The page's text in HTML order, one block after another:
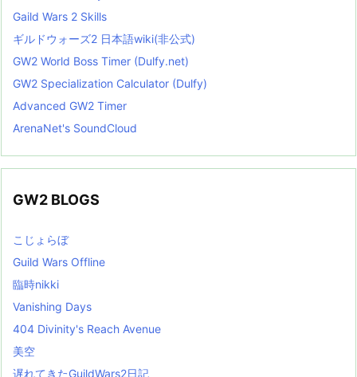
Gaild Wars 2 Skills
ギルドウォーズ2 日本語wiki(非公式)
GW2 World Boss Timer (Dulfy.net)
GW2 Specialization Calculator (Dulfy)
Advanced GW2 Timer
ArenaNet's SoundCloud
GW2 BLOGS
こじょらぼ
Guild Wars Offline
臨時nikki
Vanishing Days
404 Divinity's Reach Avenue
美空
遅れてきたGuildWars2日記